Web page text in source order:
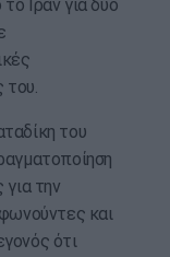
Ιράν για δύο
του.
του
για την
και
ότι